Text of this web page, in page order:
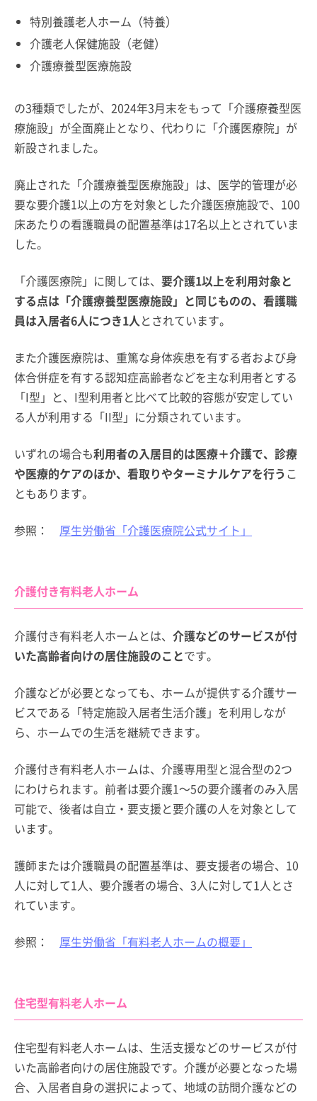
特別養護老人ホーム（特養）
介護老人保健施設（老健）
介護療養型医療施設
の3種類でしたが、2024年3月末をもって「介護療養型医
療施設」が全面廃止となり、代わりに「介護医療院」が
新設されました。
廃止された「介護療養型医療施設」は、医学的管理が必
要な要介護1以上の方を対象とした介護医療施設で、100
床あたりの看護職員の配置基準は17名以上とされていま
した。
「介護医療院」に関しては、 要介護1以上を利用対象と
する点は「介護療養型医療施設」と同じものの、看護職
員は入居者6人につき1人とされています。
また介護医療院は、重篤な身体疾患を有する者および身
体合併症を有する認知症高齢者などを主な利用者とする
「I型」と、I型利用者と比べて比較的容態が安定してい
る人が利用する「II型」に分類されています。
いずれの場合も利用者の入居目的は医療＋介護で、診療
や医療的ケアのほか、看取りやターミナルケアを行うこ
ともあります。
参照： 厚生労働省「介護医療院公式サイト」
介護付き有料老人ホーム
介護付き有料老人ホームとは、 介護などのサービスが付
いた高齢者向けの居住施設のことです。
介護などが必要となっても、ホームが提供する介護サー
ビスである「特定施設入居者生活介護」を利用しなが
ら、ホームでの生活を継続できます。
介護付き有料老人ホームは、介護専用型と混合型の2つ
にわけられます。前者は要介護1～5の要介護者のみ入居
可能で、後者は自立・要支援と要介護の人を対象として
います。
護師または介護職員の配置基準は、要支援者の場合、10
人に対して1人、要介護者の場合、3人に対して1人とさ
れています。
参照： 厚生労働省「有料老人ホームの概要」
住宅型有料老人ホーム
住宅型有料老人ホームは、生活支援などのサービスが付
いた高齢者向けの居住施設です。介護が必要となった場
合、入居者自身の選択によって、地域の訪問介護などの